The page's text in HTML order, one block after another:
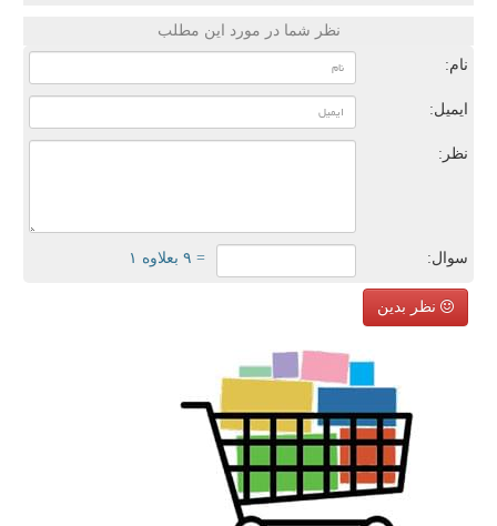
نظر شما در مورد این مطلب
نام:
ایمیل:
نظر:
سوال: = ۹ بعلاوه ۱
نظر بدین